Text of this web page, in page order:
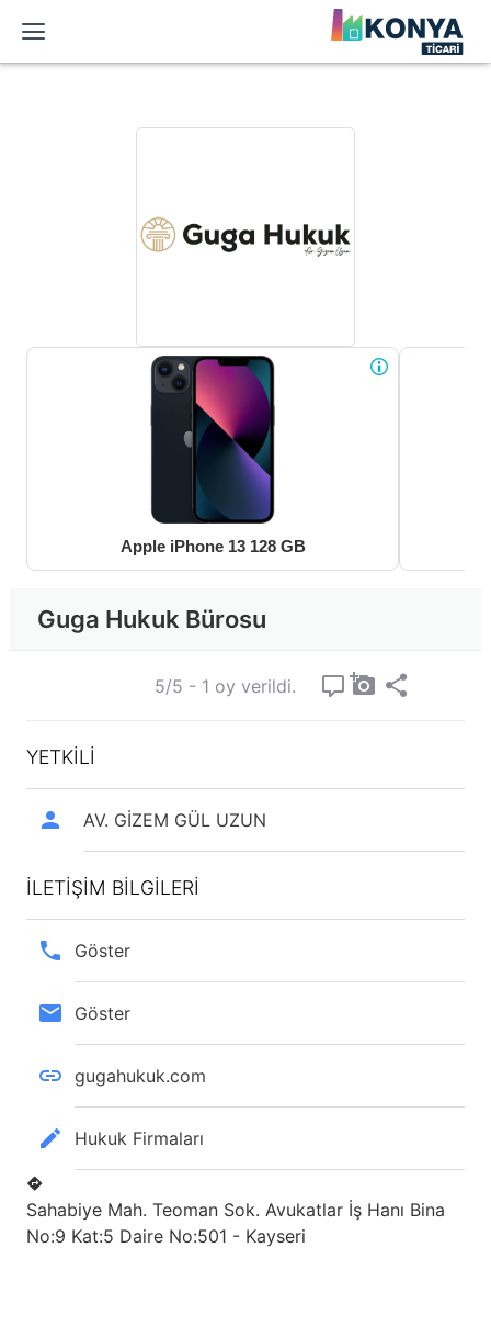
Apple iPhone 13 128 GB
Guga Hukuk Bürosu
5/5 - 1 oy verildi.
YETKİLİ
AV. GİZEM GÜL UZUN
İLETİŞİM BİLGİLERİ
Göster
Göster
gugahukuk.com
Hukuk Firmaları
Sahabiye Mah. Teoman Sok. Avukatlar İş Hanı Bina
No:9 Kat:5 Daire No:501 - Kayseri